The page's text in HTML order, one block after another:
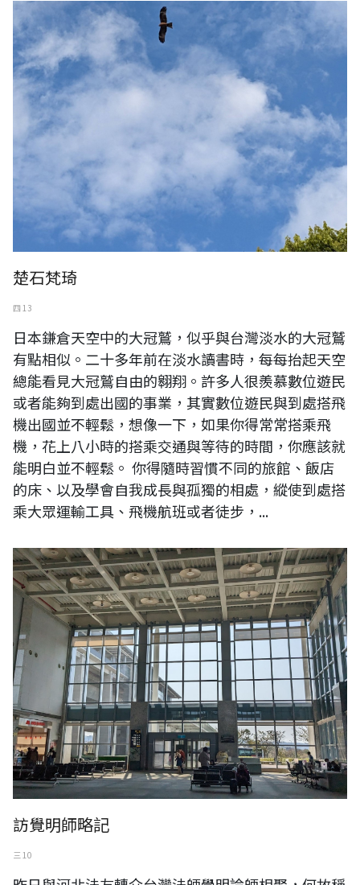
楚石梵琦
四 13
日本鎌倉天空中的大冠鷲，似乎與台灣淡水的大冠鷲
有點相似。二十多年前在淡水讀書時，每每抬起天空
總能看見大冠鷲自由的翱翔。許多人很羨慕數位遊民
或者能夠到處出國的事業，其實數位遊民與到處搭飛
機出國並不輕鬆，想像一下，如果你得常常搭乘飛
機，花上八小時的搭乘交通與等待的時間，你應該就
能明白並不輕鬆。 你得隨時習慣不同的旅館、飯店
的床、以及學會自我成長與孤獨的相處，縱使到處搭
乘大眾運輸工具、飛機航班或者徒步，...
訪覺明師略記
三 10